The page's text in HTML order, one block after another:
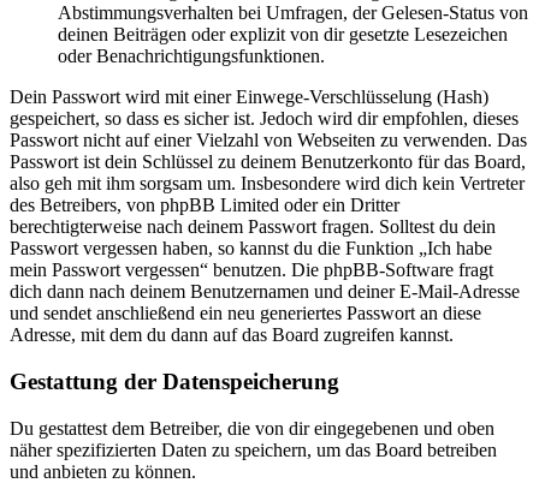
Abstimmungsverhalten bei Umfragen, der Gelesen-Status von
deinen Beiträgen oder explizit von dir gesetzte Lesezeichen
oder Benachrichtigungsfunktionen.
Dein Passwort wird mit einer Einwege-Verschlüsselung (Hash)
gespeichert, so dass es sicher ist. Jedoch wird dir empfohlen, dieses
Passwort nicht auf einer Vielzahl von Webseiten zu verwenden. Das
Passwort ist dein Schlüssel zu deinem Benutzerkonto für das Board,
also geh mit ihm sorgsam um. Insbesondere wird dich kein Vertreter
des Betreibers, von phpBB Limited oder ein Dritter
berechtigterweise nach deinem Passwort fragen. Solltest du dein
Passwort vergessen haben, so kannst du die Funktion „Ich habe
mein Passwort vergessen“ benutzen. Die phpBB-Software fragt
dich dann nach deinem Benutzernamen und deiner E-Mail-Adresse
und sendet anschließend ein neu generiertes Passwort an diese
Adresse, mit dem du dann auf das Board zugreifen kannst.
Gestattung der Datenspeicherung
Du gestattest dem Betreiber, die von dir eingegebenen und oben
näher spezifizierten Daten zu speichern, um das Board betreiben
und anbieten zu können.